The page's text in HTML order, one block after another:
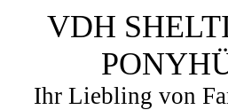
VDH
Ihr Liebling von